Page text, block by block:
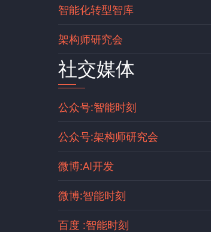
智能化转型智库
架构师研究会
社交媒体
公众号:智能时刻
公众号:架构师研究会
微博:AI开发
微博:智能时刻
百度 :智能时刻